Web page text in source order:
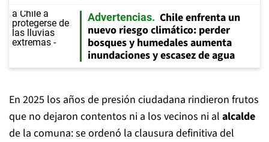
Advertencias
Chile enfrenta un
nuevo riesgo climático: perder
bosques y humedales aumenta
inundaciones y escasez de agua
En 2025 los años de presión ciudadana rindieron frutos
que no dejaron contentos ni a los vecinos ni al alcalde
de la comuna: se ordenó la clausura definitiva del